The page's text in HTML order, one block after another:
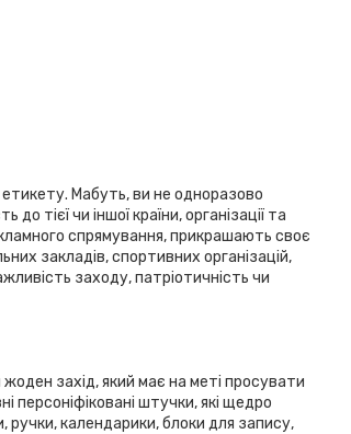
етикету. Мабуть, ви не одноразово
тієї чи іншої країни, організації та
спрямування, прикрашають своє
закладів, спортивних організацій,
заходу, патріотичність чи
захід, який має на меті просувати
персоніфіковані штучки, які щедро
календарики, блоки для запису,